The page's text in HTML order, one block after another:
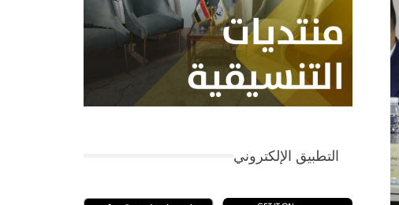
التطبيق الإلكتروني